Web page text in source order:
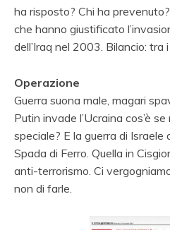
ha risposto? Chi ha
che hanno giustificato
dell’Iraq nel 2003. Bilancio: tra
Operazione
Guerra suona male, magari
Putin invade l’Ucraina cos’è
speciale? E la guerra di Israele
Spada di Ferro. Quella in
anti-terrorismo. Ci
non di farle.